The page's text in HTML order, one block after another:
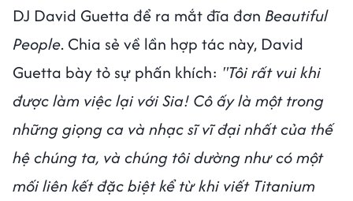
DJ David Guetta để ra mắt đĩa đơn Beautiful
People. Chia sẻ về lần hợp tác này, David
Guetta bày tỏ sự phấn khích: "Tôi rất vui khi
được làm việc lại với Sia! Cô ấy là một trong
những giọng ca và nhạc sĩ vĩ đại nhất của thế
hệ chúng ta, và chúng tôi dường như có một
mối liên kết đặc biệt kể từ khi viết Titanium